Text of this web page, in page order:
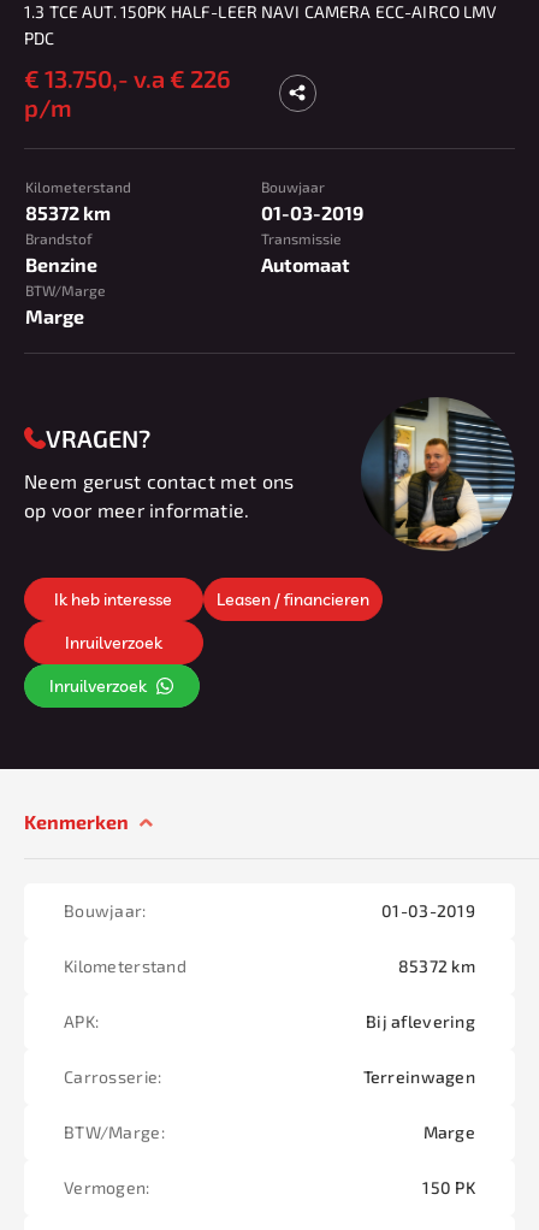
1.3 TCE AUT. 150PK HALF-LEER NAVI CAMERA ECC-AIRCO LMV
PDC
€ 13.750,- v.a € 226
p/m
Kilometerstand
85372 km
Bouwjaar
01-03-2019
Brandstof
Benzine
Transmissie
Automaat
BTW/Marge
Marge
VRAGEN?
Neem gerust contact met ons
op voor meer informatie.
Ik heb interesse
Leasen / financieren
Inruilverzoek
Inruilverzoek
Kenmerken
Bouwjaar: 01-03-2019
Kilometerstand 85372 km
APK: Bij aflevering
Carrosserie: Terreinwagen
BTW/Marge: Marge
Vermogen: 150 PK